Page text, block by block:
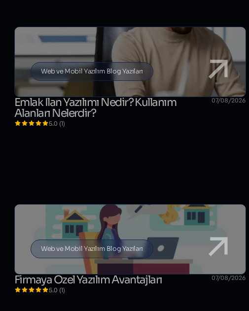
Web ve Mobil Yazılım Blog Yazıları
Emlak İlan Yazılımı Nedir? Kullanım
Alanları Nelerdir?
07/08/2026
5.0 (1)
Web ve Mobil Yazılım Blog Yazıları
Firmaya Özel Yazılım Avantajları
07/08/2026
5.0 (1)